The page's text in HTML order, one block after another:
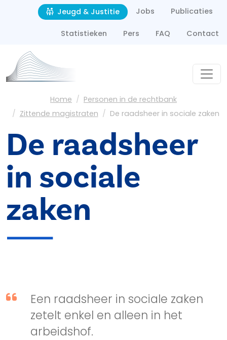
Overslaan en naar de inhoud gaan
Second navigation
Jeugd & Justitie Jobs Publicaties
Statistieken Pers FAQ Contact
Kruimelpad
Home
Personen in de rechtbank
Zittende magistraten
De raadsheer in sociale zaken
De raadsheer
in sociale
zaken
Een raadsheer in sociale zaken
zetelt enkel en alleen in het
arbeidshof.